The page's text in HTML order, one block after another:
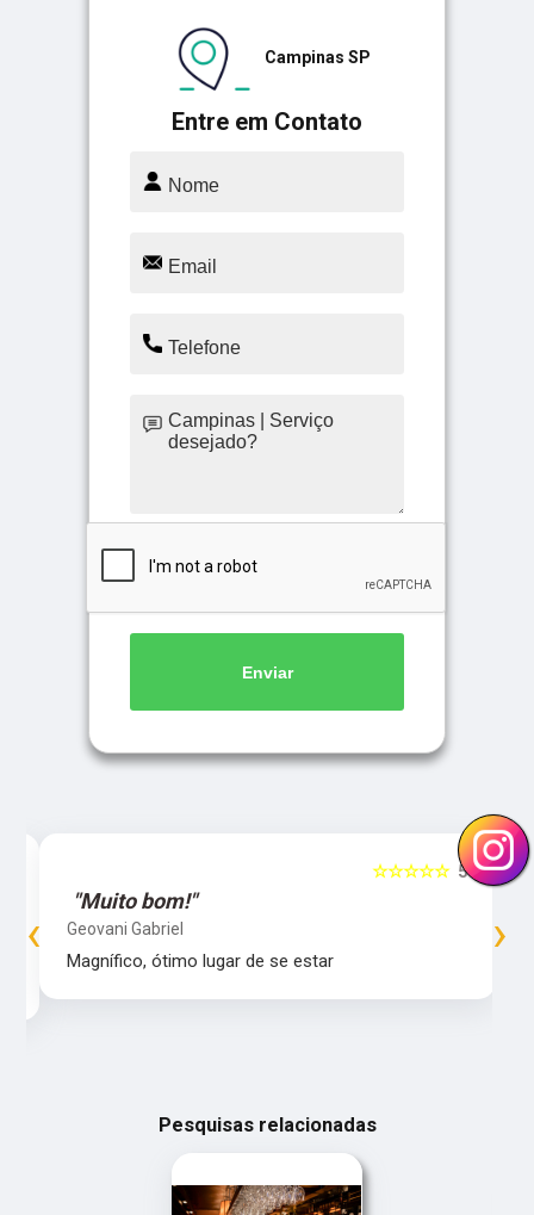
Entre em Contato
Campinas SP
Enviar
5
☆☆☆☆☆
"Muito bom!"
Geovani Gabriel
Magnífico, ótimo lugar de se estar
‹ ›
Pesquisas relacionadas